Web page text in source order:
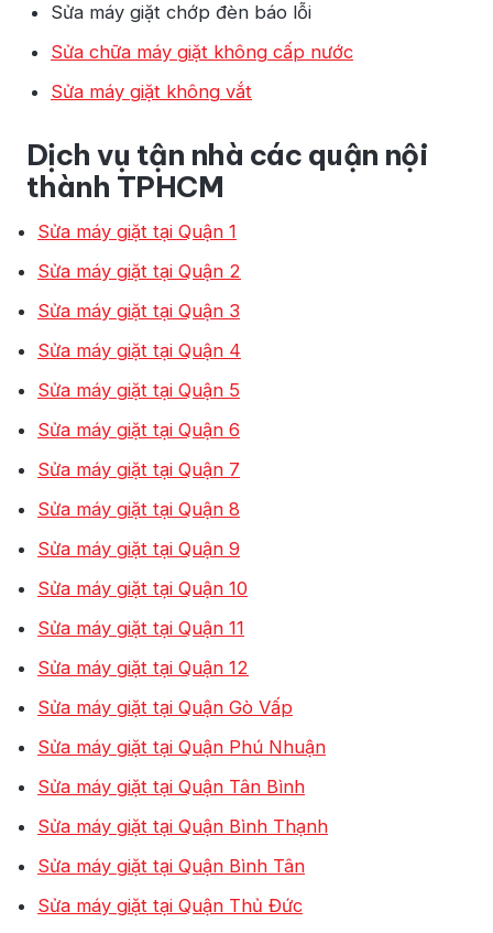
Sửa máy giặt chớp đèn báo lỗi
Sửa chữa máy giặt không cấp nước
Sửa máy giặt không vắt
Dịch vụ tận nhà các quận nội
thành TPHCM
Sửa máy giặt tại Quận 1
Sửa máy giặt tại Quận 2
Sửa máy giặt tại Quận 3
Sửa máy giặt tại Quận 4
Sửa máy giặt tại Quận 5
Sửa máy giặt tại Quận 6
Sửa máy giặt tại Quận 7
Sửa máy giặt tại Quận 8
Sửa máy giặt tại Quận 9
Sửa máy giặt tại Quận 10
Sửa máy giặt tại Quận 11
Sửa máy giặt tại Quận 12
Sửa máy giặt tại Quận Gò Vấp
Sửa máy giặt tại Quận Phú Nhuận
Sửa máy giặt tại Quận Tân Bình
Sửa máy giặt tại Quận Bình Thạnh
Sửa máy giặt tại Quận Bình Tân
Sửa máy giặt tại Quận Thủ Đức